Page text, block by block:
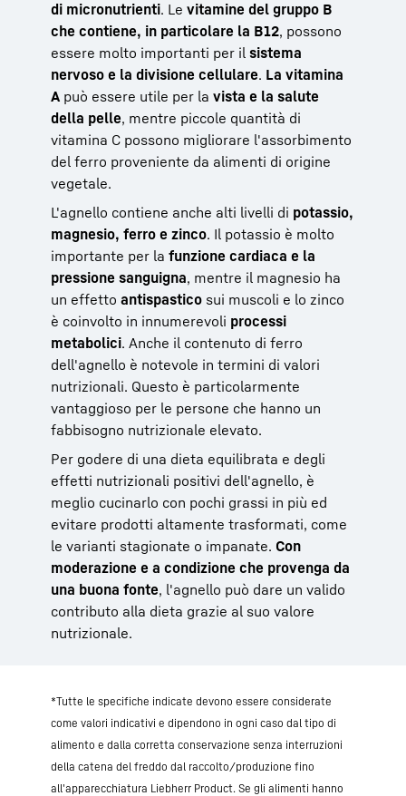
di micronutrienti. Le vitamine del gruppo B
che contiene, in particolare la B12, possono
essere molto importanti per il sistema
nervoso e la divisione cellulare. La vitamina
A può essere utile per la vista e la salute
della pelle, mentre piccole quantità di
vitamina C possono migliorare l'assorbimento
del ferro proveniente da alimenti di origine
vegetale.
L'agnello contiene anche alti livelli di potassio,
magnesio, ferro e zinco. Il potassio è molto
importante per la funzione cardiaca e la
pressione sanguigna, mentre il magnesio ha
un effetto antispastico sui muscoli e lo zinco
è coinvolto in innumerevoli processi
metabolici. Anche il contenuto di ferro
dell'agnello è notevole in termini di valori
nutrizionali. Questo è particolarmente
vantaggioso per le persone che hanno un
fabbisogno nutrizionale elevato.
Per godere di una dieta equilibrata e degli
effetti nutrizionali positivi dell'agnello, è
meglio cucinarlo con pochi grassi in più ed
evitare prodotti altamente trasformati, come
le varianti stagionate o impanate. Con
moderazione e a condizione che provenga da
una buona fonte, l'agnello può dare un valido
contributo alla dieta grazie al suo valore
nutrizionale.
*Tutte le specifiche indicate devono essere considerate
come valori indicativi e dipendono in ogni caso dal tipo di
alimento e dalla corretta conservazione senza interruzioni
della catena del freddo dal raccolto/produzione fino
all'apparecchiatura Liebherr Product. Se gli alimenti hanno